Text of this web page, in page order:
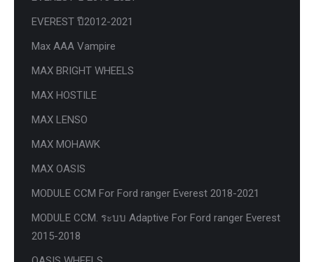
EVEREST ปี2012-2021
Max AAA Vampire
MAX BRIGHT WHEELS
MAX HOSTILE
MAX LENSO
MAX MOHAWK
MAX OASIS
MODULE CCM For Ford ranger Everest 2018-2021
MODULE CCM. ระบบ Adaptive For Ford ranger Everest
2015-2018